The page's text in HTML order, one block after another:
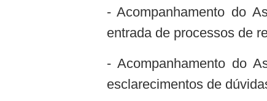
- Acompanhamento do
entrada de processos de
- Acompanhamento do
esclarecimentos de